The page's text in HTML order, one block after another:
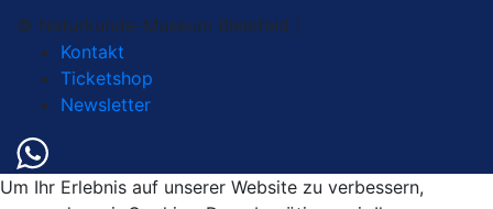
© Naturkunde-Museum Bielefeld |
Kontakt
Ticketshop
Newsletter
Um Ihr Erlebnis auf unserer Website zu verbessern,